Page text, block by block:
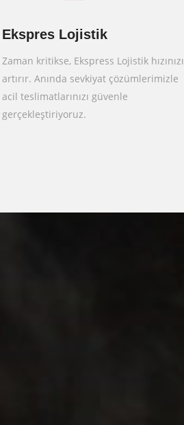
Ekspres Lojistik
Zaman kritikse, Ekspress Lojistik hızınızı
artırır. Anında sevkiyat çözümlerimizle
acil teslimatlarınızı güvenle
gerçekleştiriyoruz.